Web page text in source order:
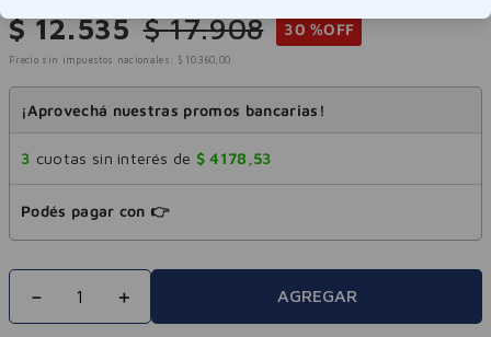
$ 12.535 $ 17.908 30 %OFF
Precio sin impuestos nacionales: $ 10.360, 00
¡Aprovechá nuestras promos bancarias!
3 cuotas sin interés de $ 4178 ,53
Podés pagar con 👉
＋
－ AGREGAR